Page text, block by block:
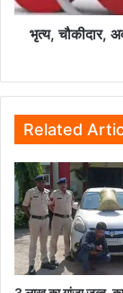
हेतु
परीक्षाभृत्य, चौकीदार,
Related